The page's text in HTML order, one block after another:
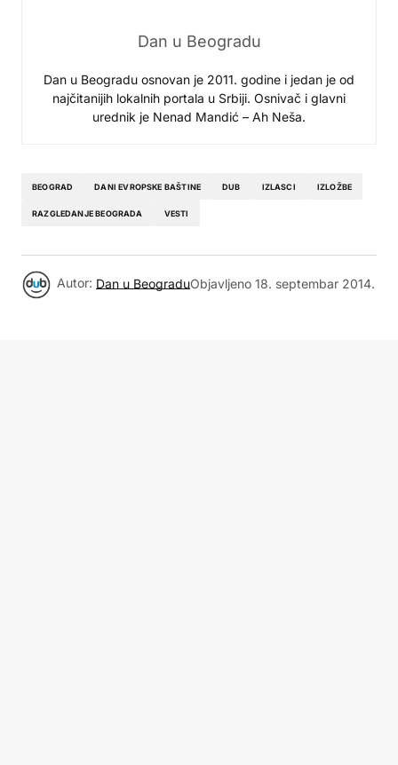
Dan u Beogradu
Dan u Beogradu osnovan je 2011. godine i jedan je od
najčitanijih lokalnih portala u Srbiji. Osnivač i glavni
urednik je Nenad Mandić – Ah Neša.
BEOGRAD DANI EVROPSKE BAŠTINE DUB IZLASCI IZLOŽBE
RAZGLEDANJE BEOGRADA VESTI
Autor: Dan u BeograduObjavljeno 18. septembar 2014.